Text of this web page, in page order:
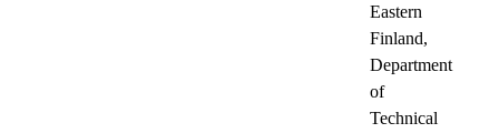
Eastern
Finland,
Department
of
Technical